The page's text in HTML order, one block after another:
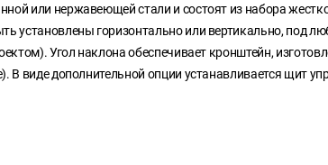
или нержавеющей стали и состоят из набора
установлены горизонтально или вертикально, под
Угол наклона обеспечивает кронштейн,
В виде дополнительной опции устанавливается щит